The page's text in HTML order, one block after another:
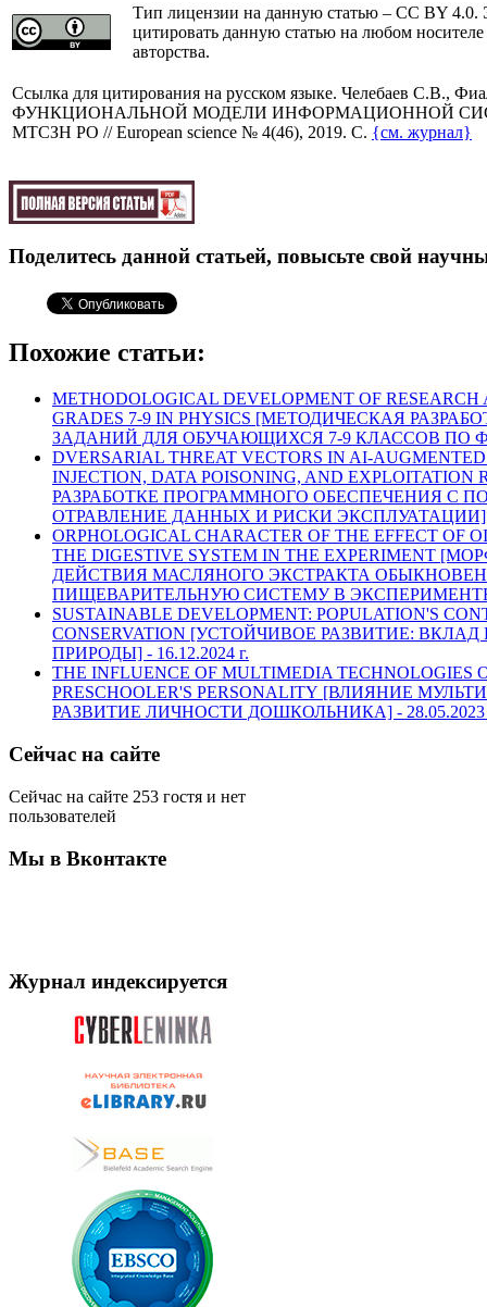
Тип лицензии на данную статью – CC BY 4.0.
цитировать данную статью на любом
авторства.
Cсылка для цитирования на русском языке. Челебаев С.В.,
ФУНКЦИОНАЛЬНОЙ МОДЕЛИ ИНФОРМАЦИОННОЙ
МТСЗН РО // European science № 4(46), 2019. C. {см. журнал}
Поделитесь данной статьей, повысьте свой
Похожие статьи:
METHODOLOGICAL DEVELOPMENT OF RESEARCH
GRADES 7-9 IN PHYSICS [МЕТОДИЧЕСКАЯ
ЗАДАНИЙ ДЛЯ ОБУЧАЮЩИХСЯ 7-9 КЛАССОВ ПО
DVERSARIAL THREAT VECTORS IN AI-
INJECTION, DATA POISONING, AND
РАЗРАБОТКЕ ПРОГРАММНОГО ОБЕСПЕЧЕНИЯ С
ОТРАВЛЕНИЕ ДАННЫХ И РИСКИ
ORPHOLOGICAL CHARACTER OF THE EFFECT OF
THE DIGESTIVE SYSTEM IN THE EXPERIMENT
ДЕЙСТВИЯ МАСЛЯНОГО ЭКСТРАКТА
ПИЩЕВАРИТЕЛЬНУЮ СИСТЕМУ В
SUSTAINABLE DEVELOPMENT: POPULATION'S
CONSERVATION [УСТОЙЧИВОЕ РАЗВИТИЕ:
ПРИРОДЫ] - 16.12.2024 г.
THE INFLUENCE OF MULTIMEDIA TECHNOLOGIES
PRESCHOOLER'S PERSONALITY [ВЛИЯНИЕ
РАЗВИТИЕ ЛИЧНОСТИ ДОШКОЛЬНИКА] - 28.05.2023
Сейчас на сайте
Сейчас на сайте 253 гостя и нет
пользователей
Мы в Вконтакте
Журнал индексируется